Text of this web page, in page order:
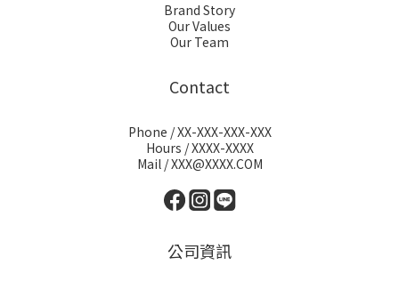
Brand Story
Our Values
Our Team
Contact
Phone / XX-XXX-XXX-XXX
Hours / XXXX-XXXX
Mail / XXX@XXXX.COM
公司資訊